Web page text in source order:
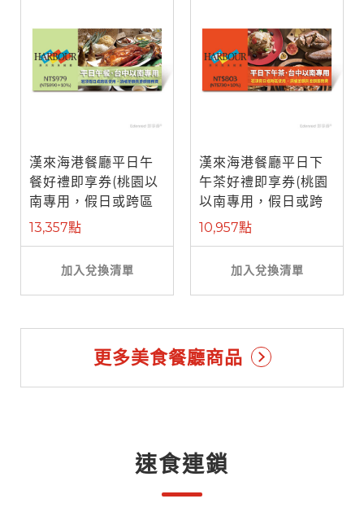
漢來海港餐廳平日午
餐好禮即享券(桃園以
南專用，假日或跨區
使用補需差 ...
13,357點
加入兌換清單
漢來海港餐廳平日下
午茶好禮即享券(桃園
以南專用，假日或跨
區使用補需 ...
10,957點
加入兌換清單
更多美食餐廳商品
速食連鎖